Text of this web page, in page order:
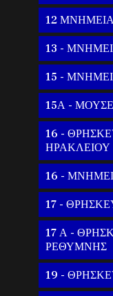
12
13 -
15 -
15Α -
16 -
ΗΡΑΚΛΕΙΟΥ
16 -
17 -
17 Α -
ΡΕΘΥΜΝΗΣ
19 -